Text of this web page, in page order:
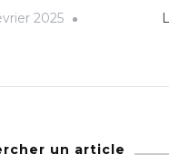
2025
un article